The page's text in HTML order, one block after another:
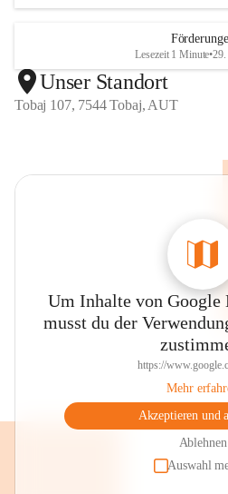
Lesezeit 1 Minute•
Unser Standort
Tobaj 107, 7544 Tobaj, AUT
Um Inhalte von Google
musst du der
https://
Mehr
Akzeptieren und
Ablehnen
Auswahl